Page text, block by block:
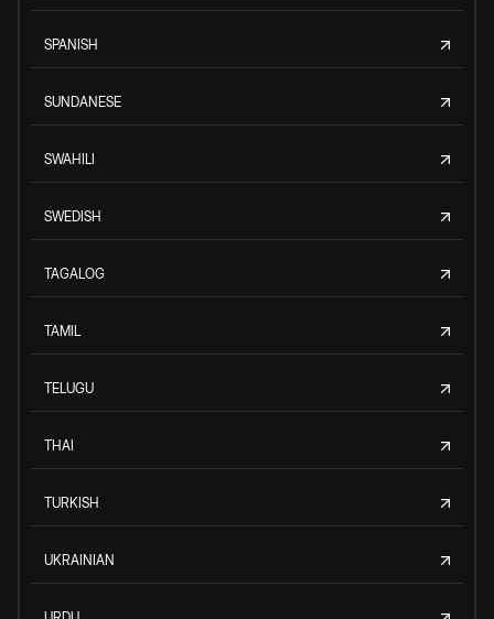
SPANISH
SUNDANESE
SWAHILI
SWEDISH
TAGALOG
TAMIL
TELUGU
THAI
TURKISH
UKRAINIAN